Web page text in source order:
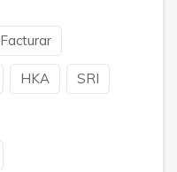
Facturar
HKA SRI